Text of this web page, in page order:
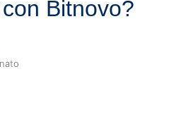
Bitnovo?